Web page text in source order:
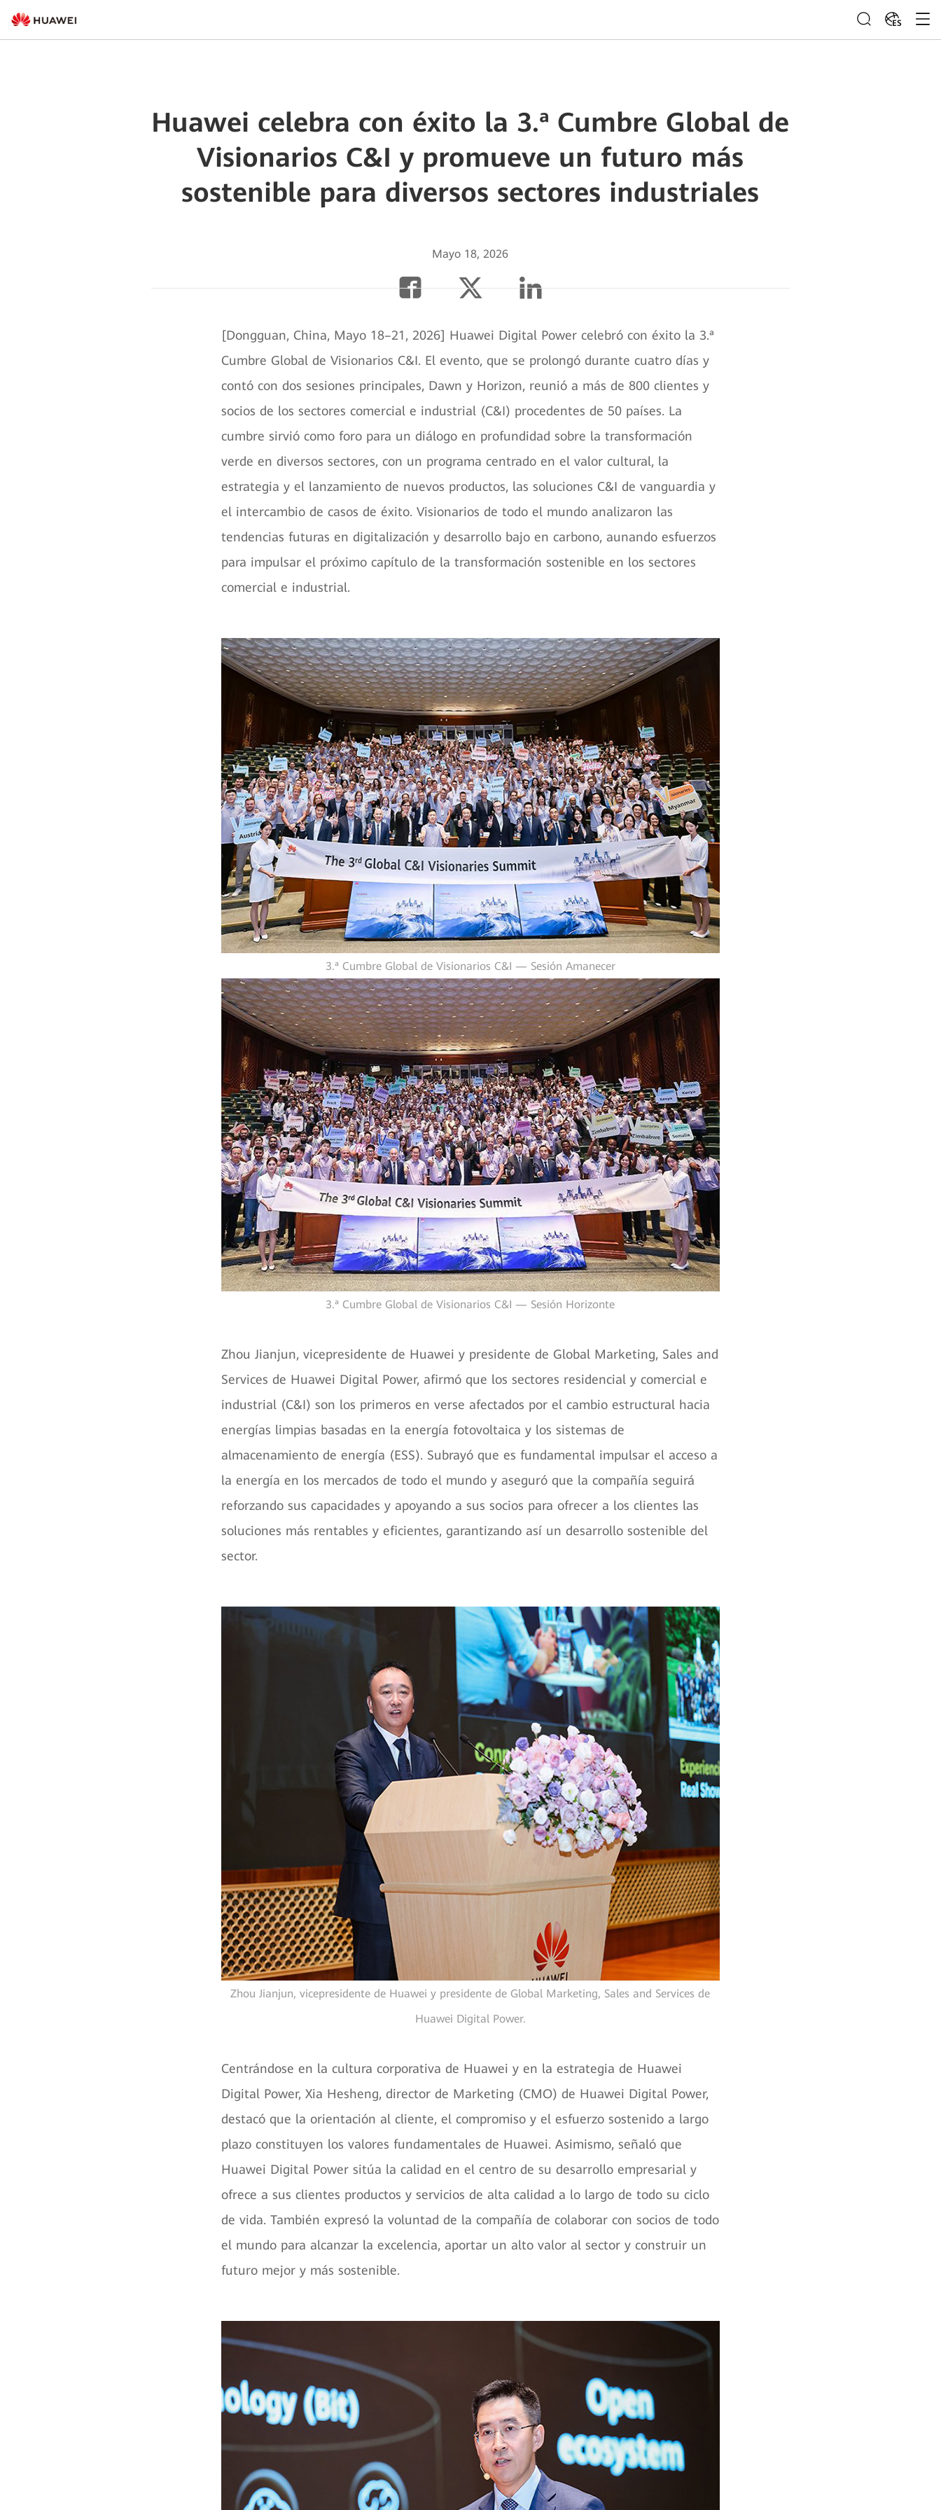
ES
Huawei celebra con éxito la 3.ª Cumbre Global de
Visionarios C&I y promueve un futuro más
sostenible para diversos sectores industriales
Mayo 18, 2026
[Dongguan, China, Mayo 18–21, 2026] Huawei Digital Power celebró con éxito la 3.ª
Cumbre Global de Visionarios C&I. El evento, que se prolongó durante cuatro días y
contó con dos sesiones principales, Dawn y Horizon, reunió a más de 800 clientes y
socios de los sectores comercial e industrial (C&I) procedentes de 50 países. La
cumbre sirvió como foro para un diálogo en profundidad sobre la transformación
verde en diversos sectores, con un programa centrado en el valor cultural, la
estrategia y el lanzamiento de nuevos productos, las soluciones C&I de vanguardia y
el intercambio de casos de éxito. Visionarios de todo el mundo analizaron las
tendencias futuras en digitalización y desarrollo bajo en carbono, aunando esfuerzos
para impulsar el próximo capítulo de la transformación sostenible en los sectores
comercial e industrial.
3.ª Cumbre Global de Visionarios C&I — Sesión Amanecer
3.ª Cumbre Global de Visionarios C&I — Sesión Horizonte
Zhou Jianjun, vicepresidente de Huawei y presidente de Global Marketing, Sales and
Services de Huawei Digital Power, afirmó que los sectores residencial y comercial e
industrial (C&I) son los primeros en verse afectados por el cambio estructural hacia
energías limpias basadas en la energía fotovoltaica y los sistemas de
almacenamiento de energía (ESS). Subrayó que es fundamental impulsar el acceso a
la energía en los mercados de todo el mundo y aseguró que la compañía seguirá
reforzando sus capacidades y apoyando a sus socios para ofrecer a los clientes las
soluciones más rentables y eficientes, garantizando así un desarrollo sostenible del
sector.
Zhou Jianjun, vicepresidente de Huawei y presidente de Global Marketing, Sales and Services de
Huawei Digital Power.
Centrándose en la cultura corporativa de Huawei y en la estrategia de Huawei
Digital Power, Xia Hesheng, director de Marketing (CMO) de Huawei Digital Power,
destacó que la orientación al cliente, el compromiso y el esfuerzo sostenido a largo
plazo constituyen los valores fundamentales de Huawei. Asimismo, señaló que
Huawei Digital Power sitúa la calidad en el centro de su desarrollo empresarial y
ofrece a sus clientes productos y servicios de alta calidad a lo largo de todo su ciclo
de vida. También expresó la voluntad de la compañía de colaborar con socios de todo
el mundo para alcanzar la excelencia, aportar un alto valor al sector y construir un
futuro mejor y más sostenible.